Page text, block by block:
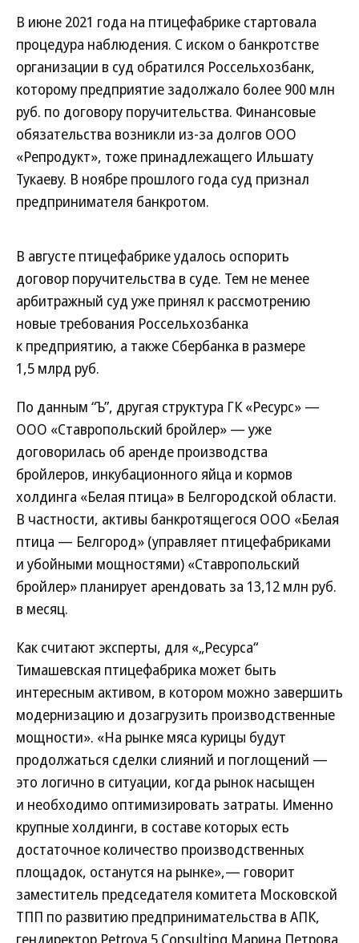
В июне 2021 года на птицефабрике стартовала
процедура наблюдения. С иском о банкротстве
организации в суд обратился Россельхозбанк,
которому предприятие задолжало более 900 млн
руб. по договору поручительства. Финансовые
обязательства возникли из-за долгов ООО
«Репродукт», тоже принадлежащего Ильшату
Тукаеву. В ноябре прошлого года суд признал
предпринимателя банкротом.
В августе птицефабрике удалось оспорить
договор поручительства в суде. Тем не менее
арбитражный суд уже принял к рассмотрению
новые требования Россельхозбанка
к предприятию, а также Сбербанка в размере
1,5 млрд руб.
По данным “Ъ”, другая структура ГК «Ресурс» —
ООО «Ставропольский бройлер» — уже
договорилась об аренде производства
бройлеров, инкубационного яйца и кормов
холдинга «Белая птица» в Белгородской области.
В частности, активы банкротящегося ООО «Белая
птица — Белгород» (управляет птицефабриками
и убойными мощностями) «Ставропольский
бройлер» планирует арендовать за 13,12 млн руб.
в месяц.
Как считают эксперты, для «„Ресурса“
Тимашевская птицефабрика может быть
интересным активом, в котором можно завершить
модернизацию и дозагрузить производственные
мощности». «На рынке мяса курицы будут
продолжаться сделки слияний и поглощений —
это логично в ситуации, когда рынок насыщен
и необходимо оптимизировать затраты. Именно
крупные холдинги, в составе которых есть
достаточное количество производственных
площадок, останутся на рынке»,— говорит
заместитель председателя комитета Московской
ТПП по развитию предпринимательства в АПК,
гендиректор Petrova 5 Consulting Марина Петрова.